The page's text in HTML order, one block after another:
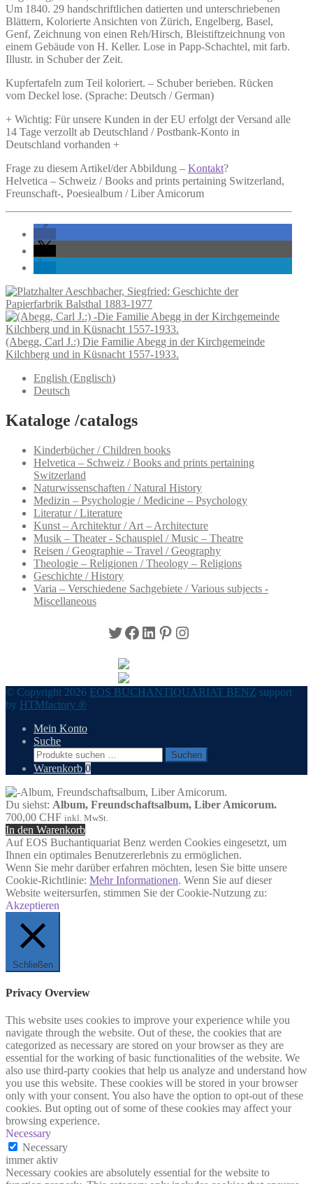
Um 1840. 29 handschriftlichen datierten und unterschriebenen
Blättern, Kolorierte Ansichten von Zürich, Engelberg, Basel,
Genf, Zeichnung von einen Reh/Hirsch, Bleistiftzeichnung von
einem Gebäude von H. Keller. Lose in Papp-Schachtel, mit farb.
Illustr. in Schuber der Zeit.
Kupfertafeln zum Teil koloriert. – Schuber berieben. Rücken
vom Deckel lose. (Sprache: Deutsch / German)
+ Wichtig: Für unsere Kunden in der EU erfolgt der Versand alle
14 Tage verzollt ab Deutschland / Postbank-Konto in
Deutschland vorhanden +
Frage zu diesem Artikel/der Abbildung – Kontakt?
Helvetica – Schweiz / Books and prints pertaining Switzerland,
Freunschaft-, Poesiealbum / Liber Amicorum
Aeschbacher, Siegfried: Geschichte der
Papierfarbrik Balsthal 1883-1977
(Abegg, Carl J.:) Die Familie Abegg in der Kirchgemeinde
Kilchberg und in Küsnacht 1557-1933.
English (Englisch)
Deutsch
Kataloge /catalogs
Kinderbücher / Children books
Helvetica – Schweiz / Books and prints pertaining
Switzerland
Naturwissenschaften / Natural History
Medizin – Psychologie / Medicine – Psychology
Literatur / Literature
Kunst – Architektur / Art – Architecture
Musik – Theater - Schauspiel / Music – Theatre
Reisen / Geographie – Travel / Geography
Theologie – Religionen / Theology – Religions
Geschichte / History
Varia – Verschiedene Sachgebiete / Various subjects -
Miscellaneous
Twitter
Facebook
LinkedIn
Pinterest
Instagram
© Copyright 2026 EOS BUCHANTIQUARIAT BENZ support
by HTMfactory ®
Mein Konto
Suche
Suchen
nach:
Suchen
Warenkorb 0
Du siehst: Album, Freundschaftsalbum, Liber Amicorum.
700,00 CHF inkl. MwSt.
In den Warenkorb
Auf EOS Buchantiquariat Benz werden Cookies eingesetzt, um
Ihnen ein optimales Benutzererlebnis zu ermöglichen.
Wenn Sie mehr darüber erfahren möchten, lesen Sie bitte unsere
Cookie-Richtlinie: Mehr Informationen. Wenn Sie auf dieser
Website weitersurfen, stimmen Sie der Cookie-Nutzung zu:
Akzeptieren
Schließen
Privacy Overview
This website uses cookies to improve your experience while you
navigate through the website. Out of these, the cookies that are
categorized as necessary are stored on your browser as they are
essential for the working of basic functionalities of the website. We
also use third-party cookies that help us analyze and understand how
you use this website. These cookies will be stored in your browser
only with your consent. You also have the option to opt-out of these
cookies. But opting out of some of these cookies may affect your
browsing experience.
Necessary
Necessary
immer aktiv
Necessary cookies are absolutely essential for the website to